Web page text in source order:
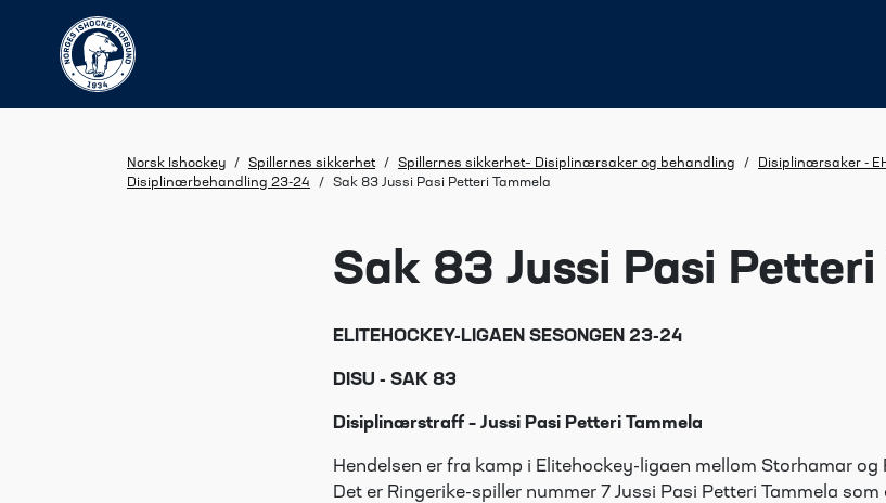
Norsk Ishockey / Spillernes sikkerhet / Spillernes sikkerhet– Disiplinærsaker og behandling / Disiplinærsaker -
Disiplinærbehandling 23-24
/ Sak 83 Jussi Pasi Petteri Tammela
Sak 83 Jussi Pasi Petteri
ELITEHOCKEY-LIGAEN SESONGEN 23-24
DISU - SAK 83
Disiplinærstraff – Jussi Pasi Petteri Tammela
Hendelsen er fra kamp i Elitehockey-ligaen mellom Storhamar
Det er Ringerike-spiller nummer 7 Jussi Pasi Petteri Tammela